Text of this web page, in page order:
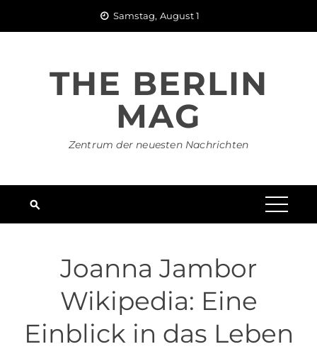
Samstag, August 1
THE BERLIN
MAG
Zentrum der neuesten Nachrichten
Joanna Jambor
Wikipedia: Eine
Einblick in das Leben